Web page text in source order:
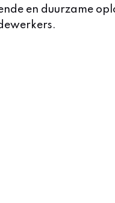
en duurzame